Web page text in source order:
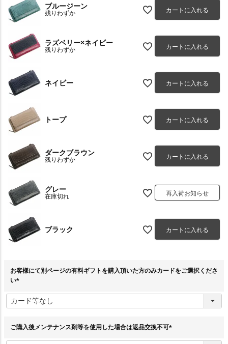
ブルージーン
残りわずか カートに入れる
ラズベリー×ネイビー
残りわずか カートに入れる
ネイビー カートに入れる
トープ カートに入れる
ダークブラウン
残りわずか カートに入れる
グレー
在庫切れ 再入荷お知らせ
ブラック カートに入れる
お客様にて別ページの有料ギフトを購入頂いた方のみカードをご選択くださ
い
必
須
ご購入後メンテナンス剤等を使用した場合は返品交換不可